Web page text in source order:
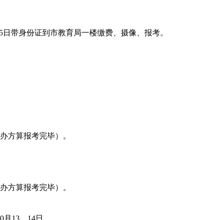
带身份证到市教育局一楼缴费、摄像、报考。
方算报考完毕）。
方算报考完毕）。